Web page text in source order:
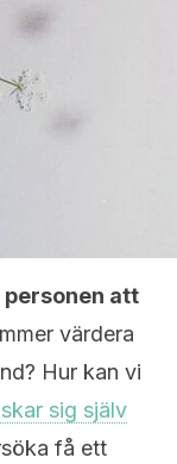
personen att
värdera
Hur kan vi
sig själv
få ett